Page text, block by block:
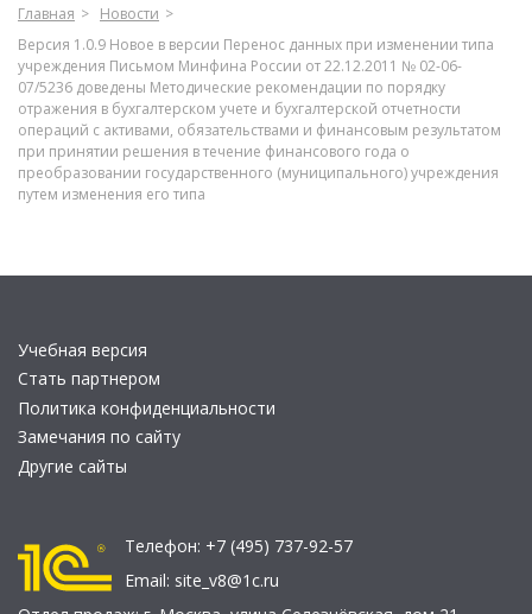
Главная
Новости
Версия 1.0.9 Новое в версии Перенос данных при изменении типа
учреждения Письмом Минфина России от 22.12.2011 № 02-06-
07/5236 доведены Методические рекомендации по порядку
отражения в бухгалтерском учете и бухгалтерской отчетности
операций с активами, обязательствами и финансовым результатом
при принятии решения в течение финансового года о
преобразовании государственного (муниципального) учреждения
путем изменения его типа
Учебная версия
Стать партнером
Политика конфиденциальности
Замечания по сайту
Другие сайты
Телефон: +7 (495) 737-92-57
Email: site_v8@1c.ru